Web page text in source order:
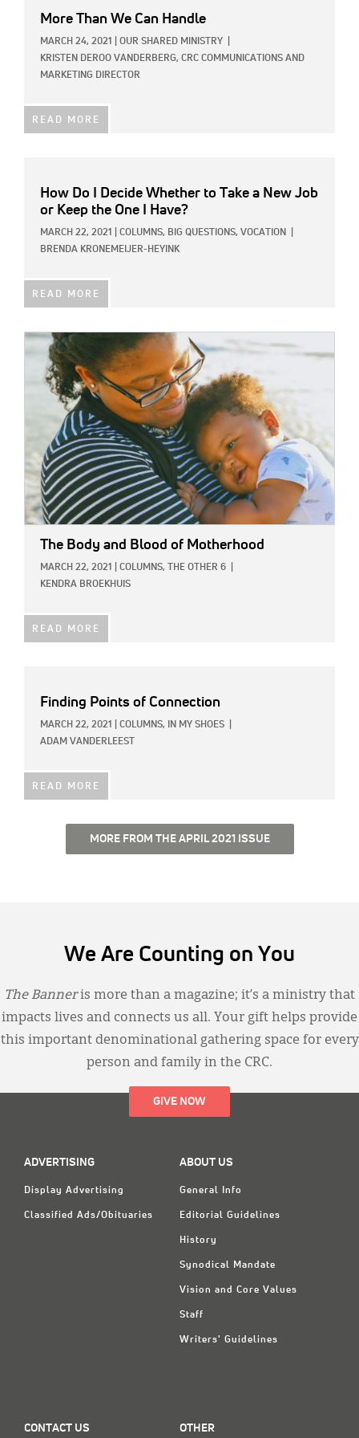
More Than We Can Handle
MARCH 24, 2021 OUR SHARED MINISTRY
KRISTEN DEROO VANDERBERG, CRC COMMUNICATIONS AND
MARKETING DIRECTOR
READ MORE
How Do I Decide Whether to Take a New Job
or Keep the One I Have?
MARCH 22, 2021 COLUMNS, BIG QUESTIONS, VOCATION
BRENDA KRONEMEIJER-HEYINK
READ MORE
IMAGE:
The Body and Blood of Motherhood
MARCH 22, 2021 COLUMNS, THE OTHER 6
KENDRA BROEKHUIS
READ MORE
Finding Points of Connection
MARCH 22, 2021 COLUMNS, IN MY SHOES
ADAM VANDERLEEST
READ MORE
MORE FROM THE APRIL 2021 ISSUE
We Are Counting on You
The Banneris more than a magazine; it’s a ministry that
impacts lives and connects us all. Your gift helps provide
this important denominational gathering space for every
person and family in the CRC.
GIVE NOW
ADVERTISING
Display Advertising
Classified Ads/Obituaries
ABOUT US
General Info
Editorial Guidelines
History
Synodical Mandate
Vision and Core Values
Staff
Writers' Guidelines
CONTACT US OTHER